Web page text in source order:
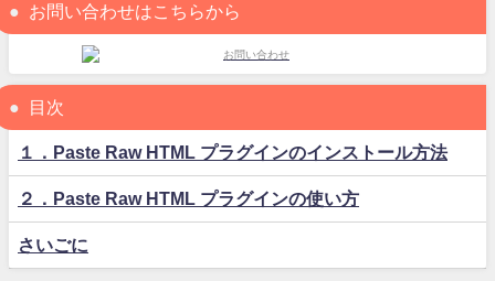
お問い合わせはこちらから
目次
１．Paste Raw HTML プラグインのインストール方法
２．Paste Raw HTML プラグインの使い方
さいごに